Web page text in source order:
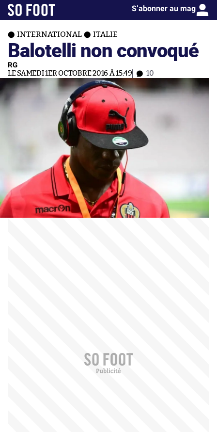
S’abonner au mag
INTERNATIONAL ITALIE
Balotelli non convoqué
RG
LE SAMEDI 1ER OCTOBRE 2016 À 15:49 10